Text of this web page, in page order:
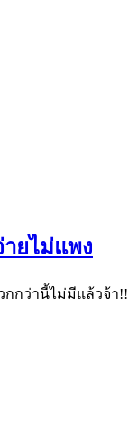
ยไม่แพง
กกว่านี้ไม่มีแล้วจ้า!!